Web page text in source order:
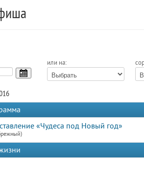
или на:
«Чудеса под Новый год»